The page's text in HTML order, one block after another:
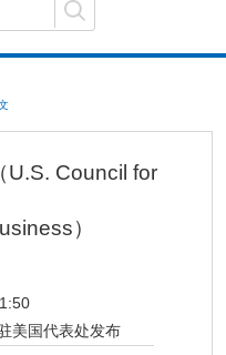
U.S. Council for
）
美国代表处发布